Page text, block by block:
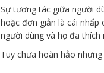
Sự tương tác giữa người
hoặc đơn giản là cái
người dùng và họ đã
Tuy chưa hoàn hảo